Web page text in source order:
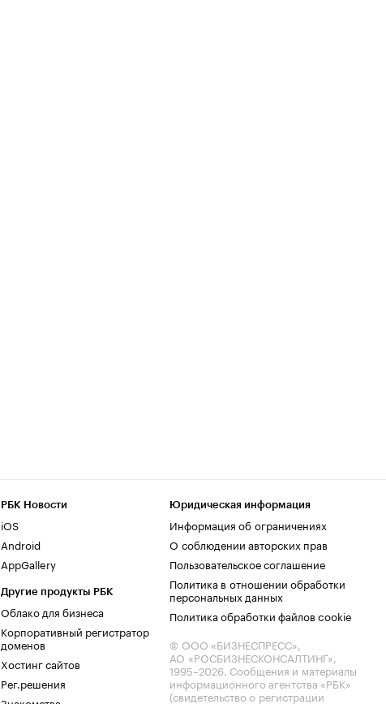
РБК Новости
iOS
Android
AppGallery
Другие продукты РБК
Облако для бизнеса
Корпоративный регистратор
доменов
Хостинг сайтов
Рег.решения
Юридическая информация
Информация об ограничениях
О соблюдении авторских прав
Пользовательское соглашение
Политика в отношении обработки
персональных данных
Политика обработки файлов cookie
© ООО «БИЗНЕСПРЕСС»,
АО «РОСБИЗНЕСКОНСАЛТИНГ»,
1995–2026. Сообщения и материалы
информационного агентства «РБК»
(свидетельство о регистрации